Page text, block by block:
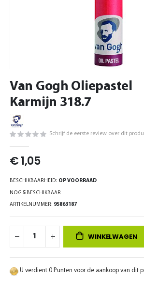
naar
begin
van
de
afbeeldingen-
gallerij
Van Gogh Oliepastel
Karmijn 318.7
Schrijf de eerste review over dit
€ 1,05
BESCHIKBAARHEID: OP VOORRAAD
NOG 5 BESCHIKBAAR
ARTIKELNUMMER 95863187
WINKELWAGEN
U verdient 0 Punten voor de aankoop van dit